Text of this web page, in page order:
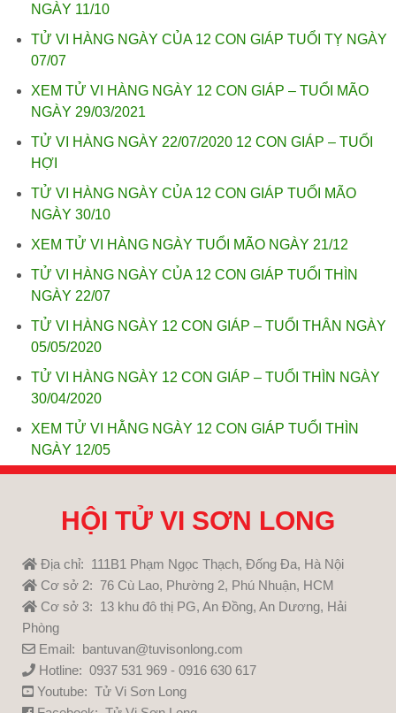
NGÀY 11/10
TỬ VI HÀNG NGÀY CỦA 12 CON GIÁP TUỔI TỴ NGÀY
07/07
XEM TỬ VI HÀNG NGÀY 12 CON GIÁP – TUỔI MÃO
NGÀY 29/03/2021
TỬ VI HÀNG NGÀY 22/07/2020 12 CON GIÁP – TUỔI
HỢI
TỬ VI HÀNG NGÀY CỦA 12 CON GIÁP TUỔI MÃO
NGÀY 30/10
XEM TỬ VI HÀNG NGÀY TUỔI MÃO NGÀY 21/12
TỬ VI HÀNG NGÀY CỦA 12 CON GIÁP TUỔI THÌN
NGÀY 22/07
TỬ VI HÀNG NGÀY 12 CON GIÁP – TUỔI THÂN NGÀY
05/05/2020
TỬ VI HÀNG NGÀY 12 CON GIÁP – TUỔI THÌN NGÀY
30/04/2020
XEM TỬ VI HẰNG NGÀY 12 CON GIÁP TUỔI THÌN
NGÀY 12/05
HỘI TỬ VI SƠN LONG
Địa chỉ: 111B1 Phạm Ngọc Thạch, Đống Đa, Hà Nội
Cơ sở 2: 76 Cù Lao, Phường 2, Phú Nhuận, HCM
Cơ sở 3: 13 khu đô thị PG, An Đồng, An Dương, Hải
Phòng
Email: bantuvan@tuvisonlong.com
Hotline: 0937 531 969 - 0916 630 617
Youtube: Tử Vi Sơn Long